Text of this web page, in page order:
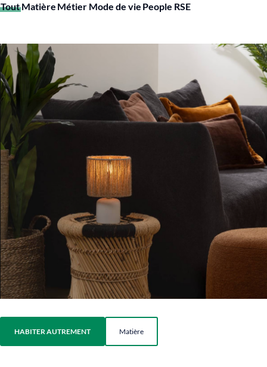
ToutMatière Métier Mode de vie People RSE
HABITER AUTREMENT Matière